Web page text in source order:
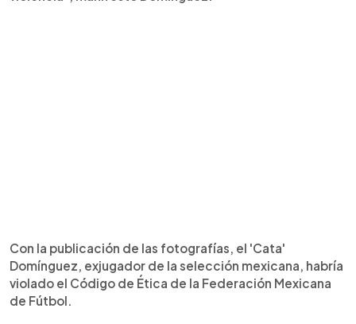
Con la publicación de las fotografías, el 'Cata'
Domínguez, exjugador de la selección mexicana, habría
violado el Código de Ética de la Federación Mexicana
de Fútbol.